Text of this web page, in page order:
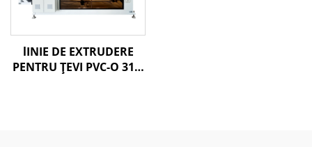
lINIE DE EXTRUDERE
PENTRU ŢEVI PVC-O 315-